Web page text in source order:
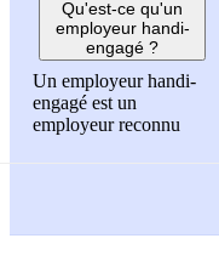
Qu'est-ce qu'un
employeur handi-
engagé ?
Un employeur handi-
engagé est un
employeur reconnu